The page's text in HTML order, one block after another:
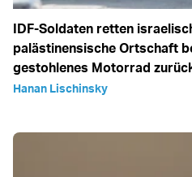
IDF-Soldaten retten
palästinensische Ortschaft
gestohlenes Motorrad
Hanan Lischinsky